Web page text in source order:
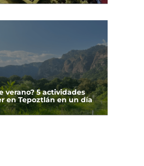
verano? 5 actividades
en Tepoztlán en un día